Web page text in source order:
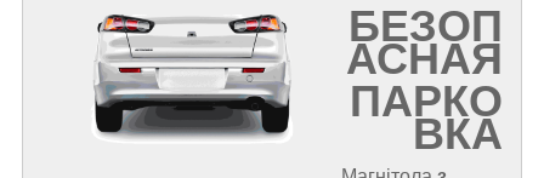
БЕЗОП
АСНАЯ
ПАРКО
ВКА